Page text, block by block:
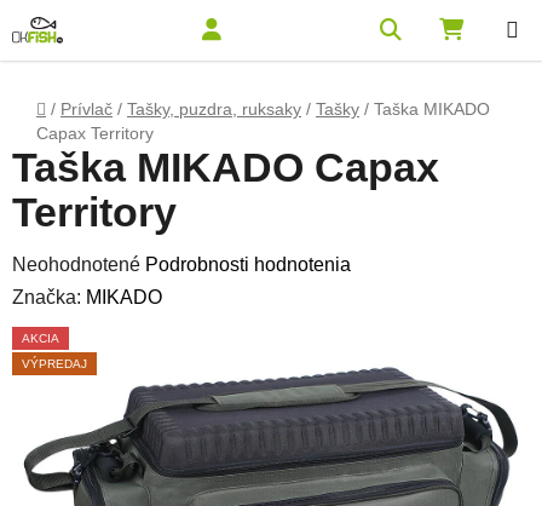
Domov
/ Prívlač / Tašky, puzdra, ruksaky / Tašky / Taška MIKADO
Capax Territory
Taška MIKADO Capax
Territory
Priemerné hodnotenie produktu je 0,0 z 5 hviezdičiek.
Neohodnotené Podrobnosti hodnotenia
Značka: MIKADO
AKCIA
VÝPREDAJ